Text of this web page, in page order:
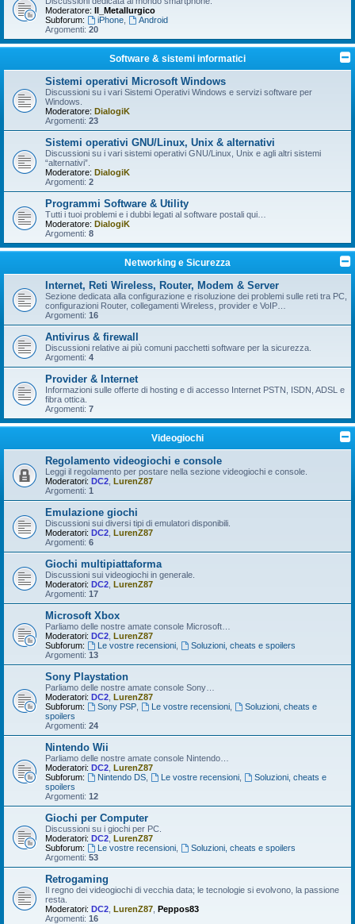
Moderatore: Il_Metallurgico
Subforum:
iPhone,
Android
Argomenti: 20
Software & sistemi informatici
Sistemi operativi Microsoft Windows
Discussioni su i vari Sistemi Operativi Windows e servizi software per
Windows.
Moderatore: DialogiK
Argomenti: 23
Sistemi operativi GNU/Linux, Unix & alternativi
Discussioni su i vari sistemi operativi GNU/Linux, Unix e agli altri sistemi
“alternativi”.
Moderatore: DialogiK
Argomenti: 2
Programmi Software & Utility
Tutti i tuoi problemi e i dubbi legati al software postali qui…
Moderatore: DialogiK
Argomenti: 8
Networking e Sicurezza
Internet, Reti Wireless, Router, Modem & Server
Sezione dedicata alla configurazione e risoluzione dei problemi sulle reti tra PC,
configurazioni Router, collegamenti Wireless, provider e VoIP…
Argomenti: 16
Antivirus & firewall
Discussioni relative ai più comuni pacchetti software per la sicurezza.
Argomenti: 4
Provider & Internet
Informazioni sulle offerte di hosting e di accesso Internet PSTN, ISDN, ADSL e
fibra ottica.
Argomenti: 7
Videogiochi
Regolamento videogiochi e console
Leggi il regolamento per postare nella sezione videogiochi e console.
Moderatori: DC2 LurenZ87
Argomenti: 1
Emulazione giochi
Discussioni sui diversi tipi di emulatori disponibili.
Moderatori: DC2 LurenZ87
Argomenti: 6
Giochi multipiattaforma
Discussioni sui videogiochi in generale.
Moderatori: DC2 LurenZ87
Argomenti: 17
Microsoft Xbox
Parliamo delle nostre amate console Microsoft…
Moderatori: DC2 LurenZ87
Subforum:
Le vostre recensioni,
Soluzioni, cheats e spoilers
Argomenti: 13
Sony Playstation
Parliamo delle nostre amate console Sony…
Moderatori: DC2 LurenZ87
Subforum:
Sony PSP, Le vostre recensioni,
Soluzioni, cheats e
spoilers
Argomenti: 24
Nintendo Wii
Parliamo delle nostre amate console Nintendo…
Moderatori: DC2 LurenZ87
Subforum:
Nintendo DS, Le vostre recensioni,
Soluzioni, cheats e
spoilers
Argomenti: 12
Giochi per Computer
Discussioni su i giochi per PC.
Moderatori: DC2 LurenZ87
Subforum:
Le vostre recensioni,
Soluzioni, cheats e spoilers
Argomenti: 53
Retrogaming
Il regno dei videogiochi di vecchia data; le tecnologie si evolvono, la passione
resta.
Moderatori: DC2 LurenZ87 Peppos83
Argomenti: 16